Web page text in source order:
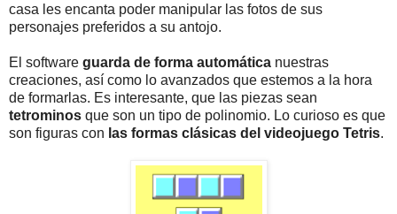
casa les encanta poder manipular las fotos de sus
personajes preferidos a su antojo.
El software guarda de forma automática nuestras
creaciones, así como lo avanzados que estemos a la hora
de formarlas. Es interesante, que las piezas sean
tetrominos que son un tipo de polinomio. Lo curioso es que
son figuras con las formas clásicas del videojuego Tetris.